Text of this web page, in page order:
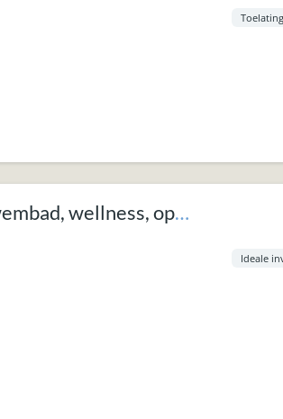
wellness, op